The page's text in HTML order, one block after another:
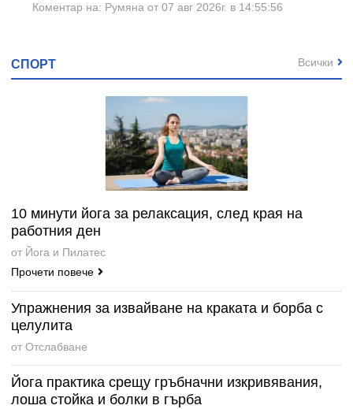
Коментар на: Румяна от 07 авг 2026г. в 14:55:56
СПОРТ
10 минути йога за релаксация, след края на
работния ден
от Йога и Пилатес
Прочети повече
Упражнения за извайване на краката и борба с
целулита
от Отслабване
Йога практика срещу гръбначни изкривявания,
лоша стойка и болки в гърба
Всички